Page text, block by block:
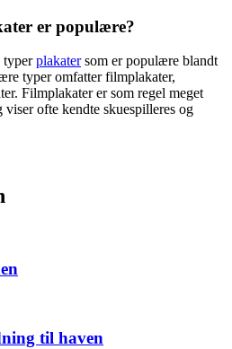
er populære?
typerplakatersom er populære blandt
typer omfatter filmplakater,
Filmplakater er som regel meget
ofte kendte skuespilleres og
til haven